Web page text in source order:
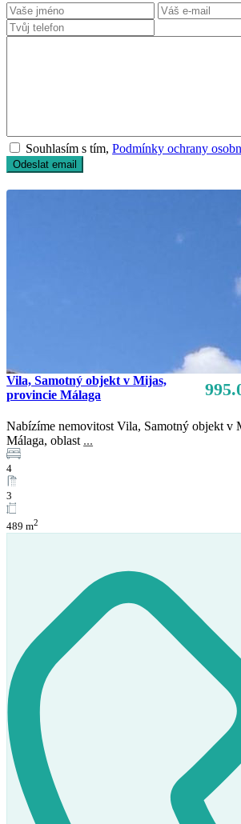
Prodej
K dispozici
Souhlasím s tím,Podmínky ochrany
Vila, Samotný objekt v Mijas,
provincie Málaga
Nabízíme nemovitost Vila, Samotný objekt v
Málaga, oblast ...
4
3
489 m2